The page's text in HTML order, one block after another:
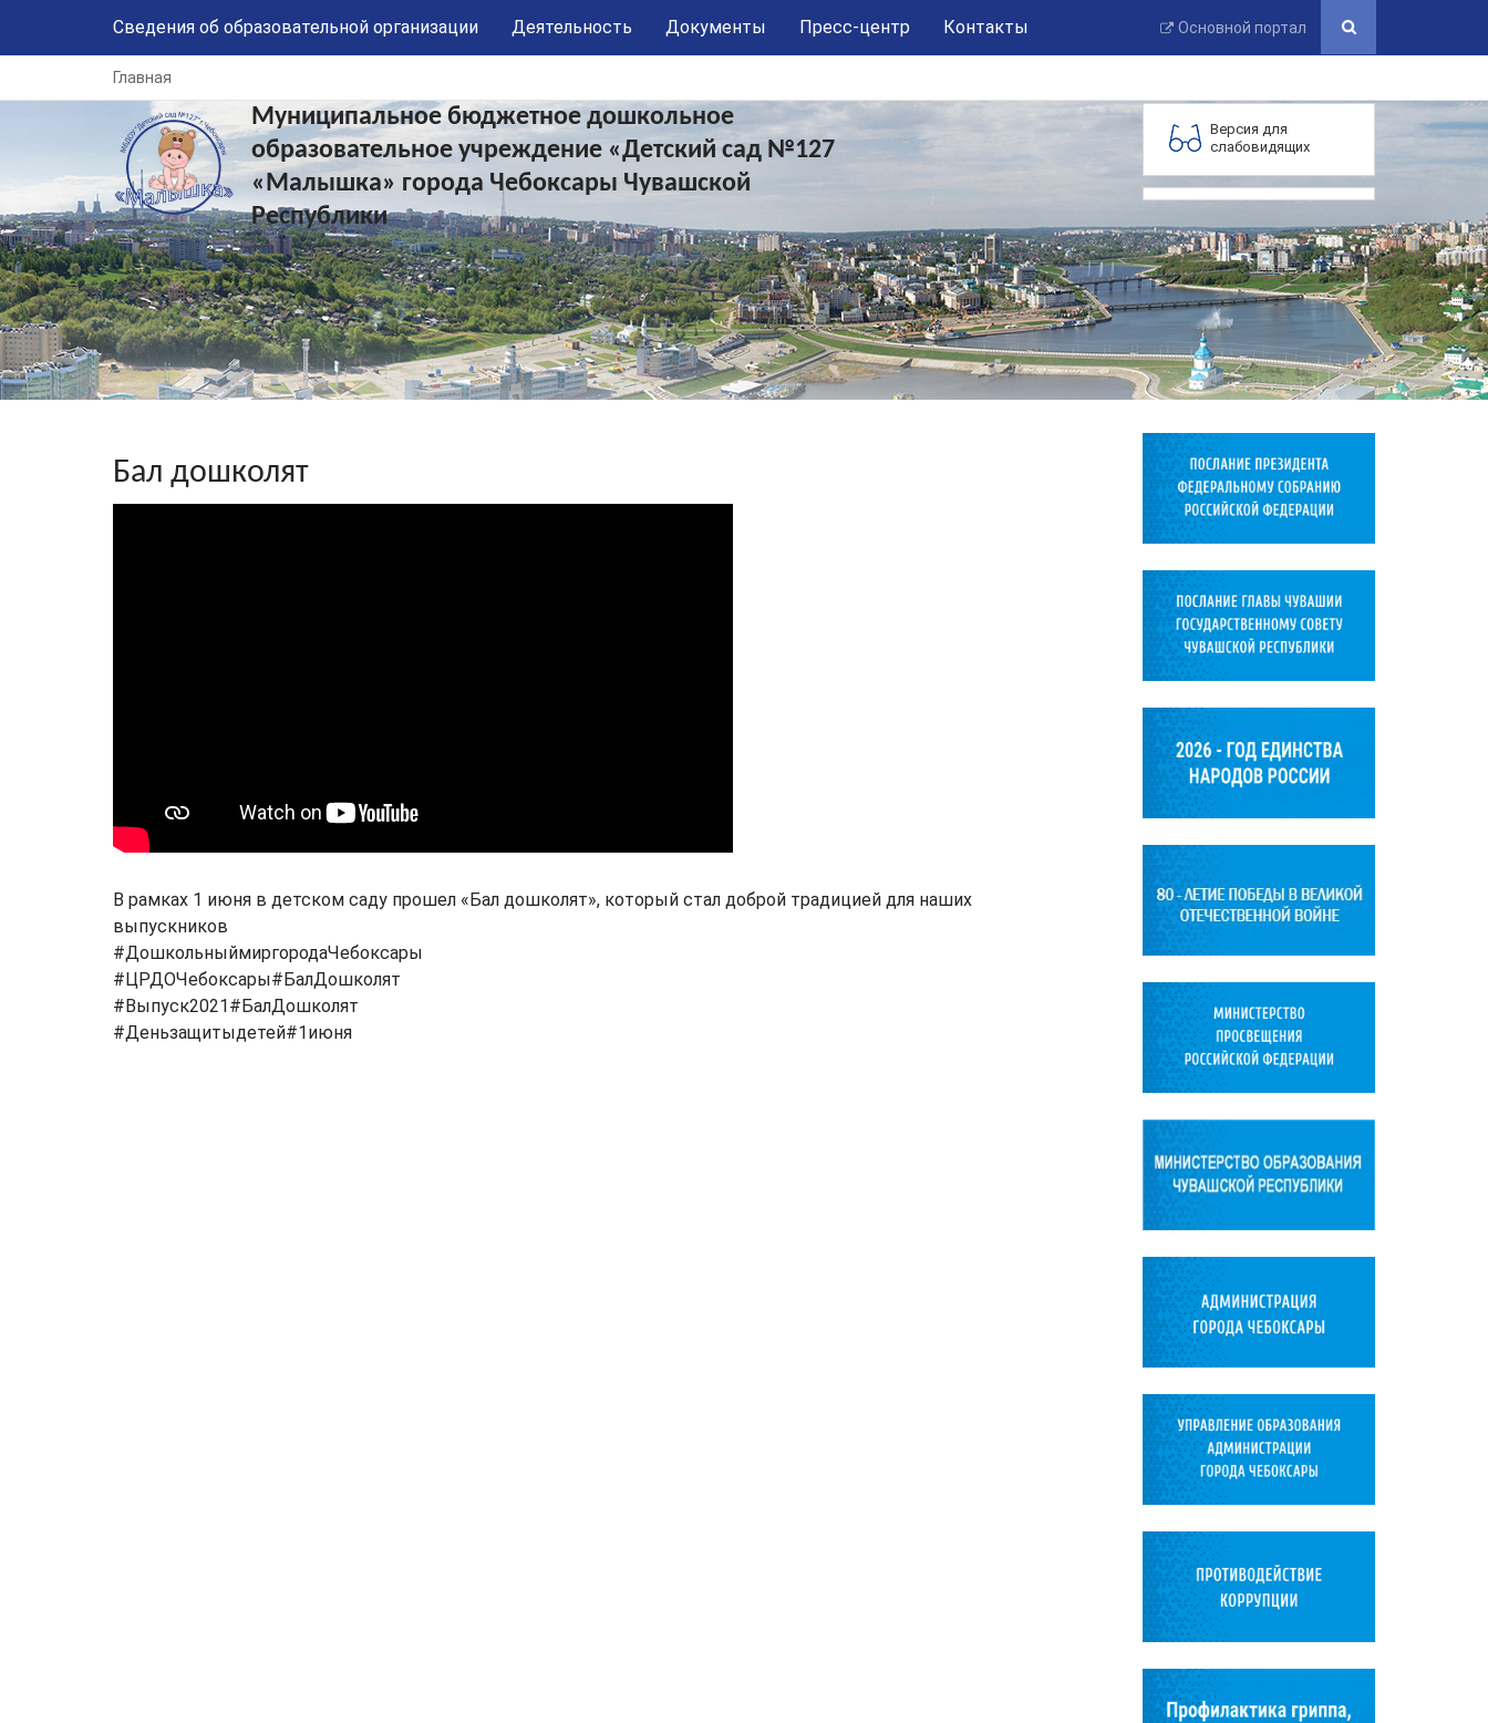
Сведения об образовательной организации Деятельность Документы Пресс-центр Контакты Основной портал
Главная
Муниципальное бюджетное дошкольное
образовательное учреждение «Детский сад №127
«Малышка» города Чебоксары Чувашской
Республики
Версия для
слабовидящих
Бал дошколят
В рамках 1 июня в детском саду прошел «Бал дошколят», который стал доброй традицией для наших
выпускников
#ДошкольныймиргородаЧебоксары
#ЦРДОЧебоксары#БалДошколят
#Выпуск2021#БалДошколят
#Деньзащитыдетей#1июня